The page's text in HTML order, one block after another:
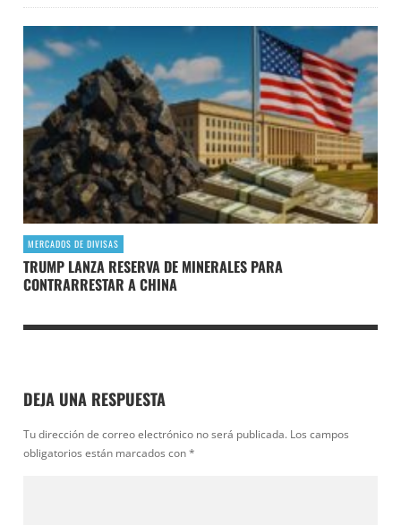
MERCADOS DE DIVISAS
TRUMP LANZA RESERVA DE MINERALES PARA
CONTRARRESTAR A CHINA
DEJA UNA RESPUESTA
Tu dirección de correo electrónico no será publicada. Los campos
obligatorios están marcados con*